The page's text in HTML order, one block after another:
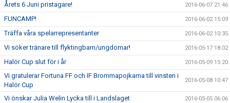
Årets 6 Juni pristagare! 2016-06-07 21:46
FUNCAMP! 2016-06-02 15:09
Träffa våra spelarrepresentanter 2016-06-02 10:35
Vi söker tränare till flyktingbarn/ungdomar! 2016-05-17 18:02
Halör Cup slut för i år 2016-05-09 15:20
Vi gratulerar Fortuna FF och IF Brommapojkarna till vinsten i
Halör Cup
2016-05-08 10:47
Vi önskar Julia Welin Lycka till i Landslaget 2016-05-05 06:06